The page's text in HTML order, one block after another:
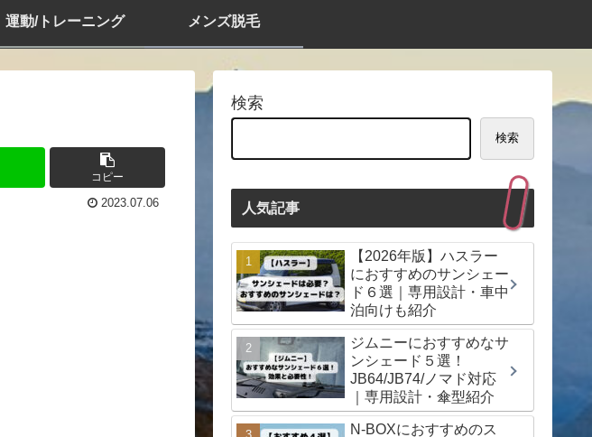
運動/トレーニング メンズ脱毛
コピー
2023.07.06
検索
検索
人気記事
【2026年版】ハスラー
におすすめのサンシェー
ド６選｜専用設計・車中
泊向けも紹介
ジムニーにおすすめなサ
ンシェード５選！
JB64/JB74/ノマド対応
｜専用設計・傘型紹介
N-BOXにおすすめのス